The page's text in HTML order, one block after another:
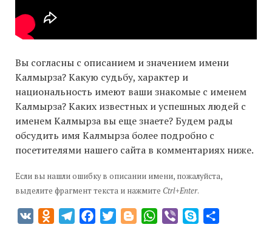
Вы согласны с описанием и значением имени
Калмырза? Какую судьбу, характер и
национальность имеют ваши знакомые с именем
Калмырза? Каких известных и успешных людей с
именем Калмырза вы еще знаете? Будем рады
обсудить имя Калмырза более подробно с
посетителями нашего сайта в комментариях ниже.
Если вы нашли ошибку в описании имени, пожалуйста,
выделите фрагмент текста и нажмите Ctrl+Enter.
VK Odnoklassniki
TelegramFacebookTwitterBloggerWhatsApp
Viber Skype